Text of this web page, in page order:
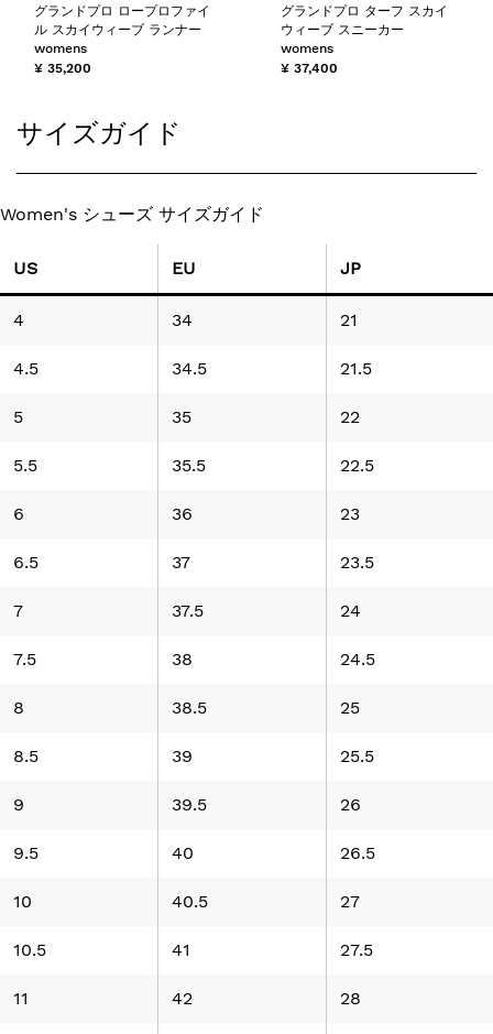
グランドプロ ロープロファイ
ル スカイウィーブ ランナー
womens
¥ 35,200
グランドプロ ターフ スカイ
ウィーブ スニーカー
womens
¥ 37,400
サイズガイド
Women's シューズ サイズガイド
US EU JP
4 34 21
4.5 34.5 21.5
5 35 22
5.5 35.5 22.5
6 36 23
6.5 37 23.5
7 37.5 24
7.5 38 24.5
8 38.5 25
8.5 39 25.5
9 39.5 26
9.5 40 26.5
10 40.5 27
10.5 41 27.5
11 42 28